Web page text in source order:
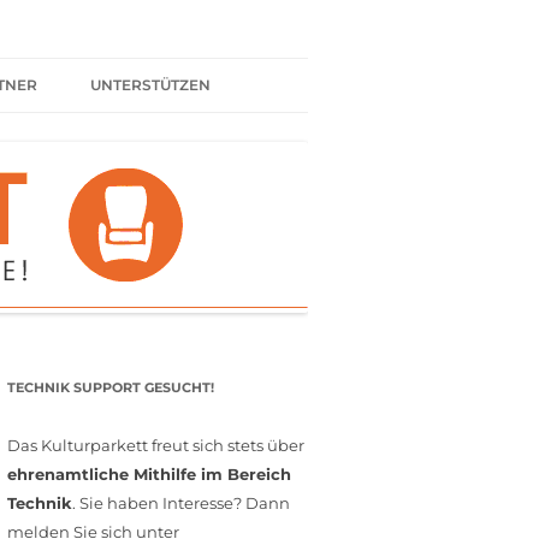
UNTERSTÜTZEN
SPENDEN
FÖRDERMITGLIED WERDEN
MITGLIEDSCHAFT
TECHNIK SUPPORT GESUCHT!
Das Kulturparkett freut sich stets über
ehrenamtliche Mithilfe im Bereich
Technik. Sie haben Interesse? Dann
melden Sie sich unter